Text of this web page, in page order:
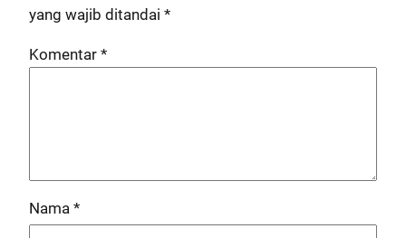
yang wajib ditandai *
Komentar *
Nama *